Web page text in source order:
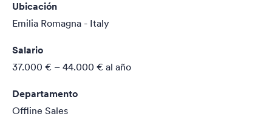
Ubicación
Emilia Romagna - Italy
Salario
37.000 € – 44.000 € al año
Departamento
Offline Sales